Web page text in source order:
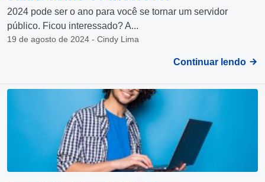
2024 pode ser o ano para você se tornar um servidor
público. Ficou interessado? A...
19 de agosto de 2024 - Cindy Lima
Continuar lendo